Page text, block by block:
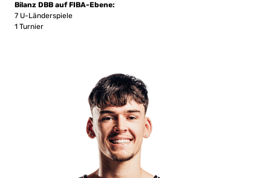
Bilanz DBB auf FIBA-Ebene:
7 U-Länderspiele
1 Turnier